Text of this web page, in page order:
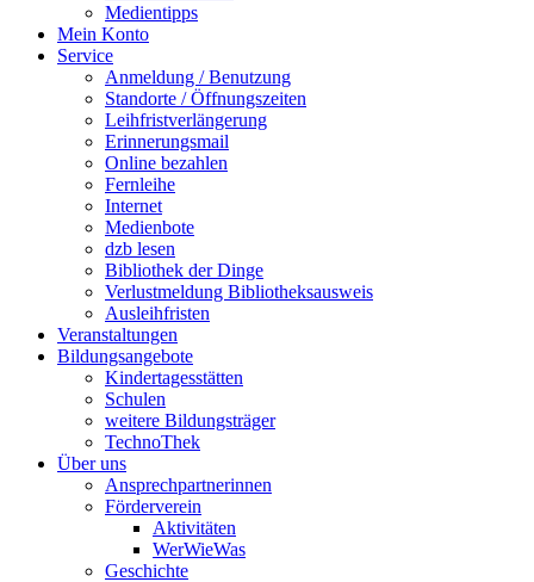
Medientipps
Mein Konto
Service
Anmeldung / Benutzung
Standorte / Öffnungszeiten
Leihfristverlängerung
Erinnerungsmail
Online bezahlen
Fernleihe
Internet
Medienbote
dzb lesen
Bibliothek der Dinge
Verlustmeldung Bibliotheksausweis
Ausleihfristen
Veranstaltungen
Bildungsangebote
Kindertagesstätten
Schulen
weitere Bildungsträger
TechnoThek
Über uns
Ansprechpartnerinnen
Förderverein
Aktivitäten
WerWieWas
Geschichte